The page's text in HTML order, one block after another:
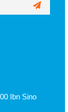
Ibn Sino